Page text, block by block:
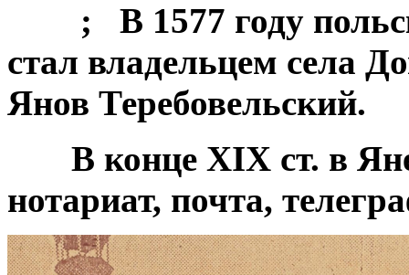
; В 1577 году
стал владельцем села
Янов Теребовельский.
В конце ХІХ ст. в Яне
нотариат, почта,